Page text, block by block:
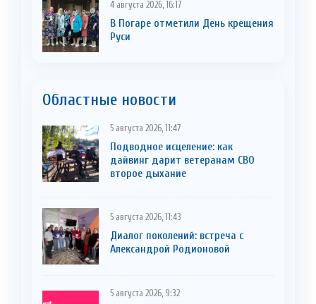
4 августа 2026, 16:17
В Погаре отметили День крещения
Руси
Областные новости
5 августа 2026, 11:47
Подводное исцеление: как
дайвинг дарит ветеранам СВО
второе дыхание
5 августа 2026, 11:43
Диалог поколений: встреча с
Александрой Родионовой
5 августа 2026, 9:32